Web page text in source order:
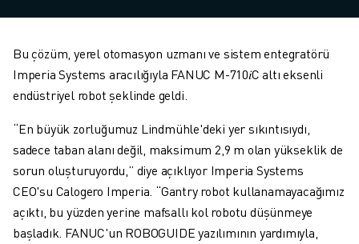
Bu çözüm, yerel otomasyon uzmanı ve sistem entegratörü
Imperia Systems aracılığıyla FANUC M-710𝑖C altı eksenli
endüstriyel robot şeklinde geldi.
“En büyük zorluğumuz Lindmühle'deki yer sıkıntısıydı,
sadece taban alanı değil, maksimum 2,9 m olan yükseklik de
sorun oluşturuyordu,” diye açıklıyor Imperia Systems
CEO'su Calogero Imperia. “Gantry robot kullanamayacağımız
açıktı, bu yüzden yerine mafsallı kol robotu düşünmeye
başladık. FANUC'un ROBOGUIDE yazılımının yardımıyla,